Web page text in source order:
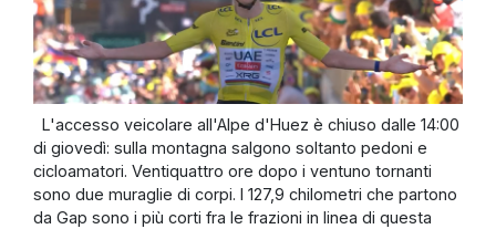
L'accesso veicolare all'Alpe d'Huez è chiuso dalle 14:00
di giovedì: sulla montagna salgono soltanto pedoni e
cicloamatori. Ventiquattro ore dopo i ventuno tornanti
sono due muraglie di corpi. I 127,9 chilometri che partono
da Gap sono i più corti fra le frazioni in linea di questa